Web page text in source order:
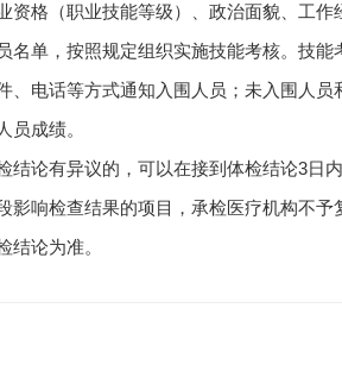
资格（职业技能等级）、政治面貌、工作
单，按照规定组织实施技能考核。技能
电话等方式通知入围人员；未入围人员
成绩。
结论有异议的，可以在接到体检结论3日
响检查结果的项目，承检医疗机构不予
论为准。